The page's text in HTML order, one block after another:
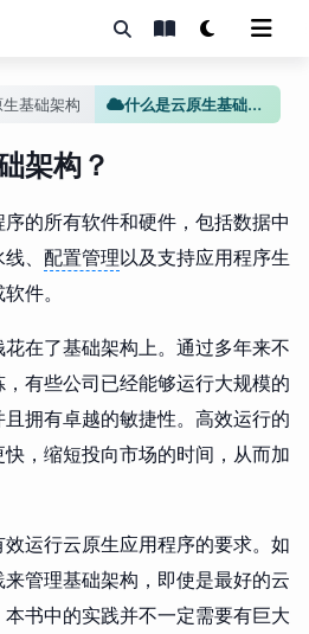
生基础架构 什么是云原生基础架构？
架构？
的所有软件和硬件，包括数据中
、 配置管理以及支持应用程序生
件。
在了基础架构上。通过多年来不
有些公司已经能够运行大规模的
拥有卓越的敏捷性。高效运行的
，缩短投向市场的时间，从而加
运行云原生应用程序的要求。如
管理基础架构，即使是最好的云
书中的实践并不一定需要有巨大